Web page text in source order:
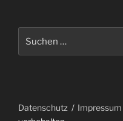
Datenschutz Impressum